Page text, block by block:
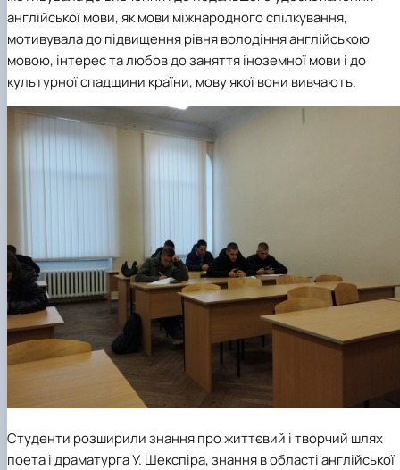
англійської мови, як мови міжнародного спілкування,
мотивувала до підвищення рівня володіння англійською
мовою, інтерес та любов до заняття іноземної мови і до
культурної спадщини країни, мову якої вони вивчають.
Студенти розширили знання про життєвий і творчий шлях
поета і драматурга У. Шекспіра, знання в області англійської